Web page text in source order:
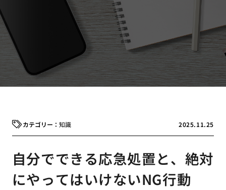
2025.11.25
知識
自分でできる応急処置と、絶対
にやってはいけないNG行動